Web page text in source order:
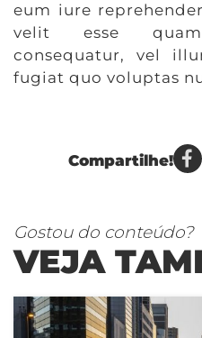
eum iure
velit esse
consequatur, vel
fugiat quo voluptas
Compartilhe!
Gostou do conteúdo?
VEJA